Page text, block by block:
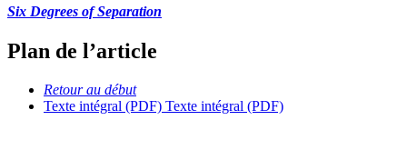
Six Degrees of Separation
Plan de l’article
Retour au début
Texte intégral (PDF) Texte intégral (PDF)